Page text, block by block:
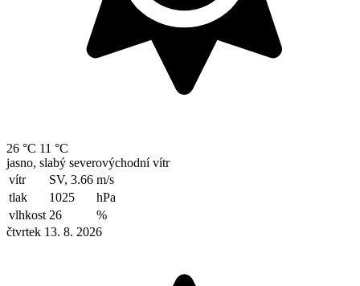
26 °C 11 °C
jasno, slabý severovýchodní vítr
vítr
SV, 3.66 m/s
tlak
1025
hPa
vlhkost 26
%
čtvrtek 13. 8. 2026